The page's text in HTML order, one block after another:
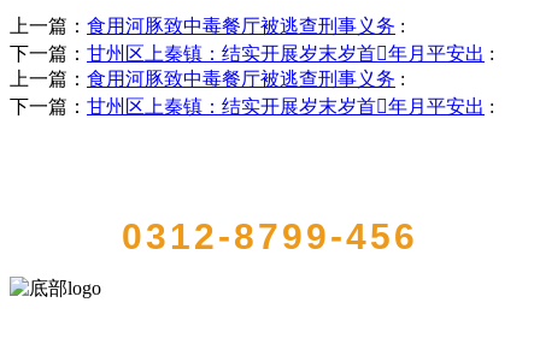
上一篇： 食用河豚致中毒餐厅被逃查刑事义务 :
下一篇： 甘州区上秦镇：结实开展岁末岁首年月平安出 :
上一篇： 食用河豚致中毒餐厅被逃查刑事义务 :
下一篇： 甘州区上秦镇：结实开展岁末岁首年月平安出 :
0312-8799-456